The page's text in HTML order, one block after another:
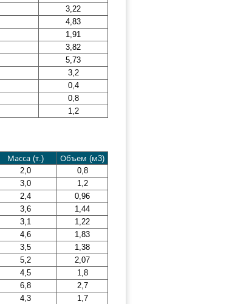
3,22
4,83
1,91
3,82
5,73
3,2
0,4
0,8
1,2
Масса (т.) Объем (м3)
2,0
0,8
3,0
1,2
2,4
0,96
3,6
1,44
3,1
1,22
4,6
1,83
3,5
1,38
5,2
2,07
4,5
1,8
6,8
2,7
4,3
1,7